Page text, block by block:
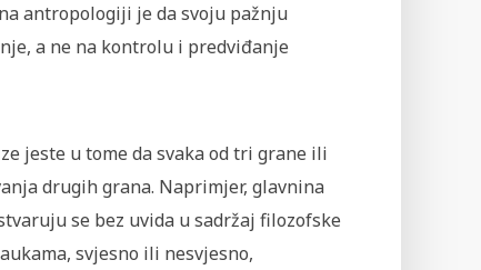
antropologiji je da svoju pažnju
a ne na kontrolu i predviđanje
jeste u tome da svaka od tri grane ili
drugih grana. Naprimjer, glavnina
se bez uvida u sadržaj filozofske
svjesno ili nesvjesno,